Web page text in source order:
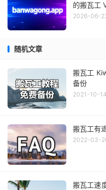
的搬瓦工
2026-06-
随机文章
搬瓦工
备份
2021-10-14
搬瓦工有
2022-03-
搬瓦工速